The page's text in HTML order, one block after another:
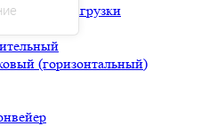
загрузки
(горизонтальный)